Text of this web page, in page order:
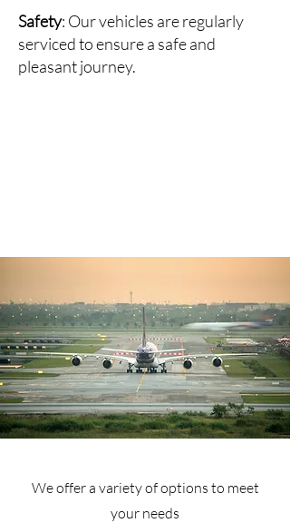
Safety: Our vehicles are regularly
serviced to ensure a safe and
pleasant journey.
We offer a variety of options to meet
your needs